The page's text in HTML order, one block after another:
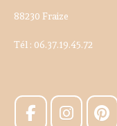
88230 Fraize
Tél : 06.37.19.45.72